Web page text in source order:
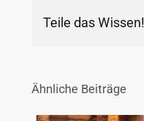
Teile das Wissen!
Ähnliche Beiträge